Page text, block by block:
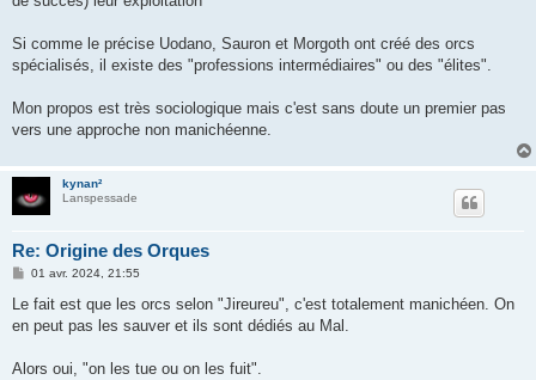
Si comme le précise Uodano, Sauron et Morgoth ont créé des orcs
spécialisés, il existe des "professions intermédiaires" ou des "élites".
Mon propos est très sociologique mais c'est sans doute un premier pas
vers une approche non manichéenne.
kynan²
Lanspessade
Re: Origine des Orques
M
s
a
01 avr. 2024, 21:55
Le fait est que les orcs selon "Jireureu", c'est totalement manichéen. On
en peut pas les sauver et ils sont dédiés au Mal.
Alors oui, "on les tue ou on les fuit".